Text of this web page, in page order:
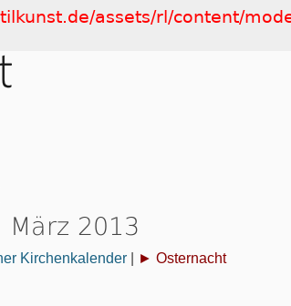
März 2013
Kirchenkalender ► Osternacht
assets/rl/content/